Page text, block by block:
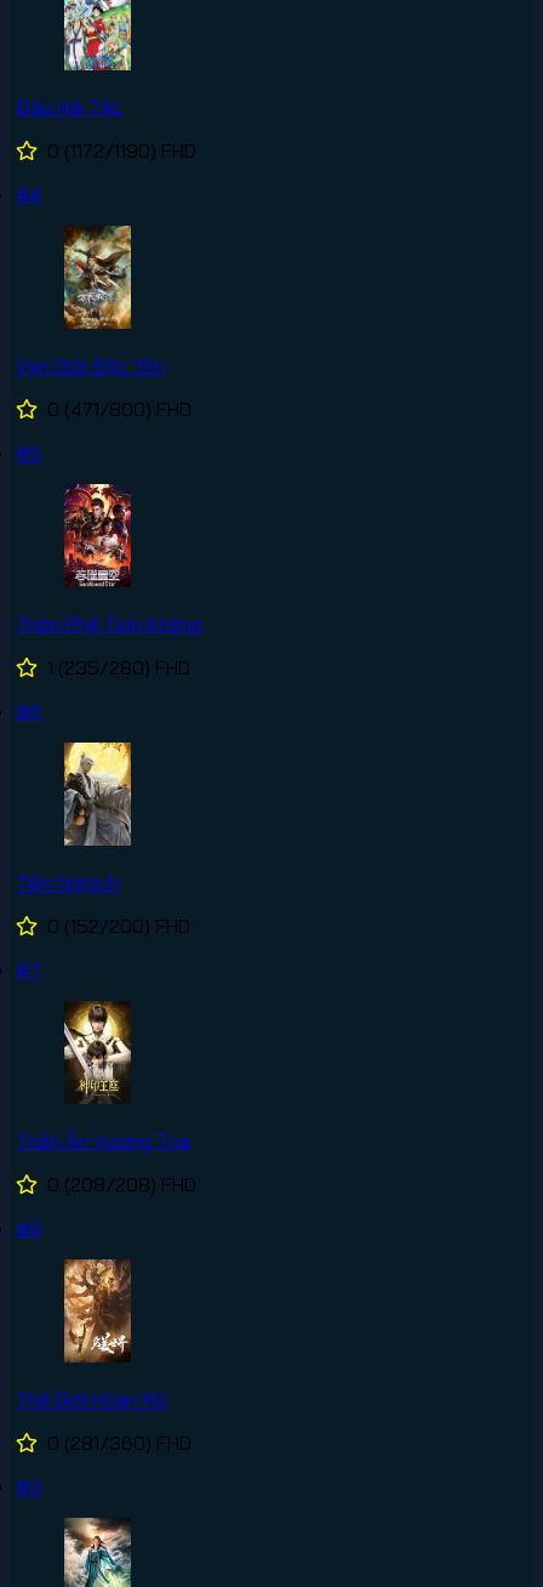
Đảo Hải Tặc
0 (1172/1190) FHD
#4
Vạn Giới Độc Tôn
0 (471/800) FHD
#5
Thôn Phệ Tinh Không
1 (235/280) FHD
#6
Tiên Nghịch
0 (152/200) FHD
#7
Thần Ấn Vương Tọa
0 (208/208) FHD
#8
Thế Giới Hoàn Mỹ
0 (281/360) FHD
#9